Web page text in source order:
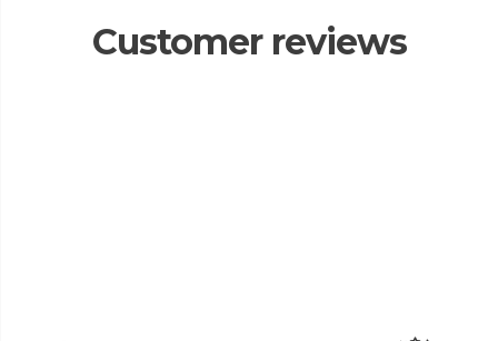
Customer reviews